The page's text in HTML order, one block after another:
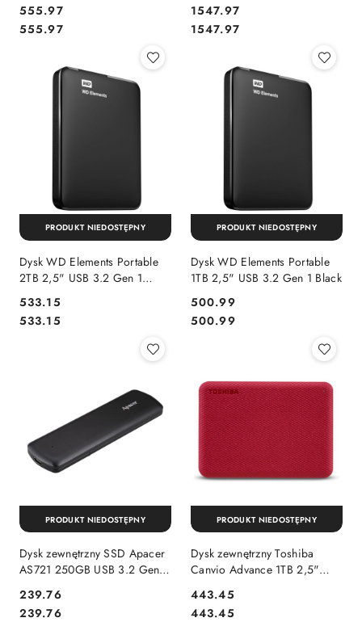
Cena:
555.97
Cena:
555.97
MB/s) czarny
Cena:
1547.97
Cena:
1547.97
Dysk WD Elements Portable
2TB 2,5" USB 3.2 Gen 1
Cena:
533.15
Cena:
533.15
PRODUKT NIEDOSTĘPNY
Dysk WD Elements Portable
1TB 2,5" USB 3.2 Gen 1 Black
Cena:
500.99
Cena:
500.99
PRODUKT NIEDOSTĘPNY
Dysk zewnętrzny SSD Apacer
AS721 250GB USB 3.2 Gen.
NAND
Cena:
239.76
Cena:
239.76
PRODUKT NIEDOSTĘPNY
Dysk zewnętrzny Toshiba
Canvio Advance 1TB 2,5"
Cena:
443.45
Cena:
443.45
PRODUKT NIEDOSTĘPNY